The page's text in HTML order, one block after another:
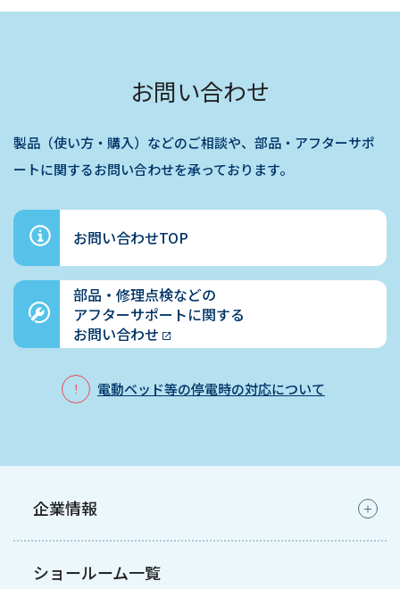
お問い合わせ
製品（使い方・購入）などのご相談や、部品・アフターサポ
ートに関するお問い合わせを承っております。
お問い合わせTOP
部品・修理点検などの
アフターサポートに関する
お問い合わせ
電動ベッド等の停電時の対応について
企業情報
ショールーム一覧